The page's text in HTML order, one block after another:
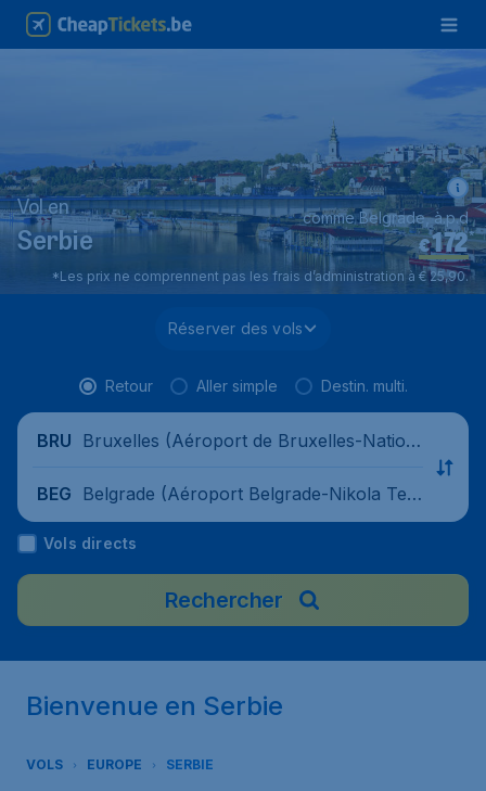
Vol en
Serbie €172*
comme Belgrade, à.p.d
*Les prix ne comprennent pas les frais d’administration à € 25,90.
Réserver des vols
Retour Aller simple Destin. multi.
BRU Bruxelles (Aéroport de Bruxelles-Nation
BEG Belgrade (Aéroport Belgrade-Nikola Tesl
a), Serbie
Vols directs
Rechercher
Bienvenue en Serbie
VOLS EUROPE SERBIE